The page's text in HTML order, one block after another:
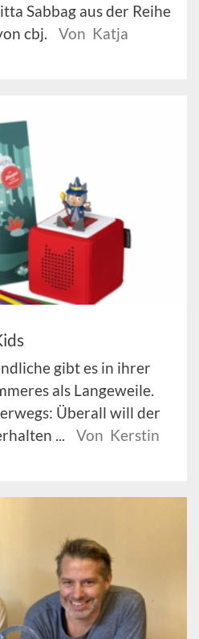
Sabbag aus der Reihe
cbj.
Von Katja
gibt es in ihrer
als Langeweile.
Überall will der
...
Von Kerstin